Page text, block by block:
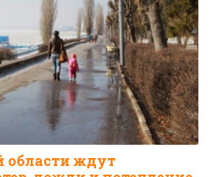
области ждут